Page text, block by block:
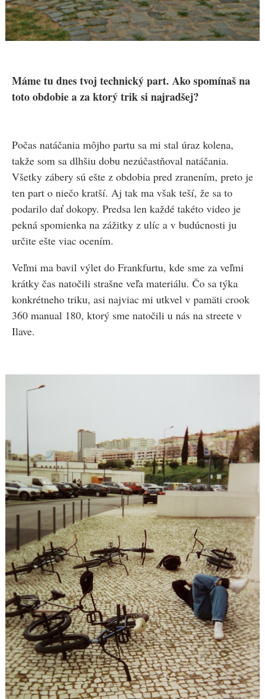
Máme tu dnes tvoj technický part. Ako spomínaš na
toto obdobie a za ktorý trik si najradšej?
Počas natáčania môjho partu sa mi stal úraz kolena,
takže som sa dlhšiu dobu nezúčastňoval natáčania.
Všetky zábery sú ešte z obdobia pred zranením, preto je
ten part o niečo kratší. Aj tak ma však teší, že sa to
podarilo dať dokopy. Predsa len každé takéto video je
pekná spomienka na zážitky z ulíc a v budúcnosti ju
určite ešte viac ocením.
Veľmi ma bavil výlet do Frankfurtu, kde sme za veľmi
krátky čas natočili strašne veľa materiálu. Čo sa týka
konkrétneho triku, asi najviac mi utkvel v pamäti crook
360 manual 180, ktorý sme natočili u nás na streete v
Ilave.